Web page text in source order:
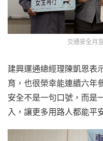
交通安全月
建興運通總經理陳凱恩表
育，也很榮幸能連續六年
安全不是一句口號，而是
入，讓更多用路人都能平